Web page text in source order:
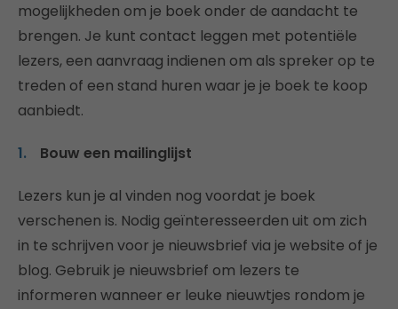
mogelijkheden om je boek onder de aandacht te
brengen. Je kunt contact leggen met potentiële
lezers, een aanvraag indienen om als spreker op te
treden of een stand huren waar je je boek te koop
aanbiedt.
Bouw een mailinglijst
Lezers kun je al vinden nog voordat je boek
verschenen is. Nodig geïnteresseerden uit om zich
in te schrijven voor je nieuwsbrief via je website of je
blog. Gebruik je nieuwsbrief om lezers te
informeren wanneer er leuke nieuwtjes rondom je